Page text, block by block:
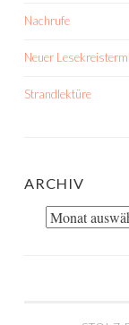
Nachrufe
Neuer
Strandlektüre
ARCHIV
Archiv